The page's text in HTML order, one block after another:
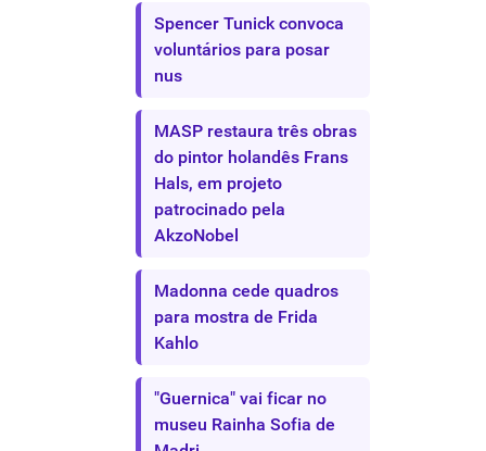
Spencer Tunick convoca
voluntários para posar
nus
MASP restaura três obras
do pintor holandês Frans
Hals, em projeto
patrocinado pela
AkzoNobel
Madonna cede quadros
para mostra de Frida
Kahlo
"Guernica" vai ficar no
museu Rainha Sofia de